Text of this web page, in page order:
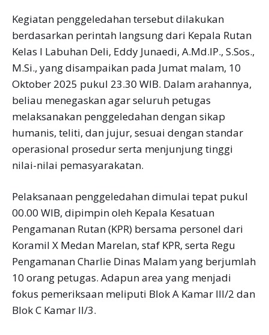
Kegiatan penggeledahan tersebut dilakukan
berdasarkan perintah langsung dari Kepala Rutan
Kelas I Labuhan Deli, Eddy Junaedi, A.Md.IP., S.Sos.,
M.Si., yang disampaikan pada Jumat malam, 10
Oktober 2025 pukul 23.30 WIB. Dalam arahannya,
beliau menegaskan agar seluruh petugas
melaksanakan penggeledahan dengan sikap
humanis, teliti, dan jujur, sesuai dengan standar
operasional prosedur serta menjunjung tinggi
nilai-nilai pemasyarakatan.
Pelaksanaan penggeledahan dimulai tepat pukul
00.00 WIB, dipimpin oleh Kepala Kesatuan
Pengamanan Rutan (KPR) bersama personel dari
Koramil X Medan Marelan, staf KPR, serta Regu
Pengamanan Charlie Dinas Malam yang berjumlah
10 orang petugas. Adapun area yang menjadi
fokus pemeriksaan meliputi Blok A Kamar III/2 dan
Blok C Kamar II/3.